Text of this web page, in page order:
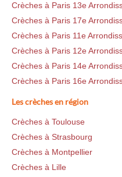
Crèches à Paris 13e
Crèches à Paris 17e
Crèches à Paris 11e
Crèches à Paris 12e
Crèches à Paris 14e
Crèches à Paris 16e
Les crèches en région
Crèches à Toulouse
Crèches à Strasbourg
Crèches à Montpellier
Crèches à Lille